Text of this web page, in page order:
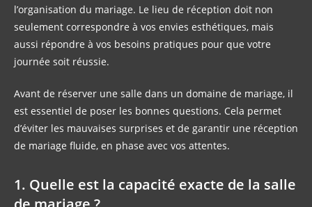
l’organisation du mariage. Le lieu de réception doit non
seulement correspondre à vos envies esthétiques, mais
aussi répondre à vos besoins pratiques pour que votre
journée soit réussie.
Avant de réserver une salle dans un domaine de mariage, il
est essentiel de poser les bonnes questions. Cela permet
d’éviter les mauvaises surprises et de garantir une réception
de mariage fluide, en phase avec vos attentes.
1. Quelle est la capacité exacte de la salle